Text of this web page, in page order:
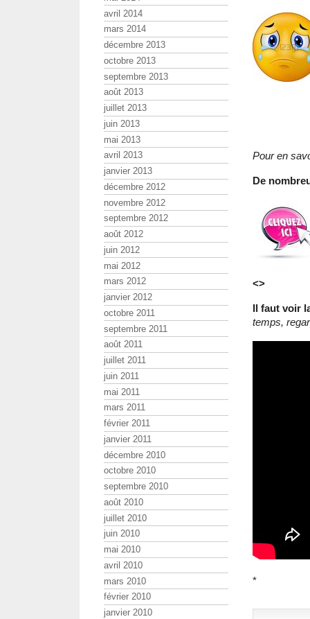
Pour en
De
<>
Il faut voir
temps,
*
avril 2014
mars 2014
décembre 2013
octobre 2013
septembre 2013
août 2013
juillet 2013
juin 2013
mai 2013
avril 2013
janvier 2013
décembre 2012
novembre 2012
septembre 2012
août 2012
juin 2012
mai 2012
mars 2012
janvier 2012
octobre 2011
septembre 2011
août 2011
juillet 2011
juin 2011
mai 2011
mars 2011
février 2011
janvier 2011
décembre 2010
octobre 2010
septembre 2010
août 2010
juillet 2010
juin 2010
mai 2010
avril 2010
mars 2010
février 2010
janvier 2010